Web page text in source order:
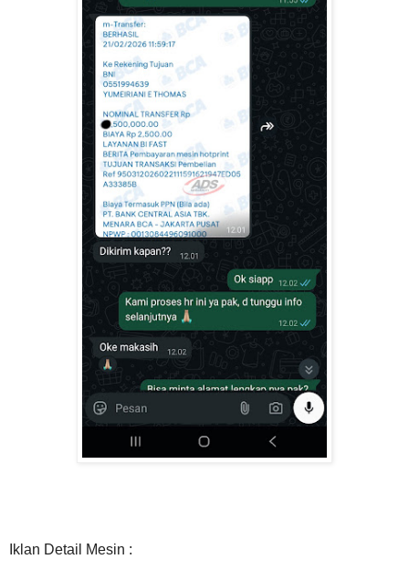
Iklan Detail Mesin :